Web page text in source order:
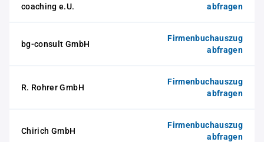
coaching e.U.
abfragen
bg-consult GmbH
Firmenbuchauszug
abfragen
R. Rohrer GmbH
Firmenbuchauszug
abfragen
Chirich GmbH
Firmenbuchauszug
abfragen